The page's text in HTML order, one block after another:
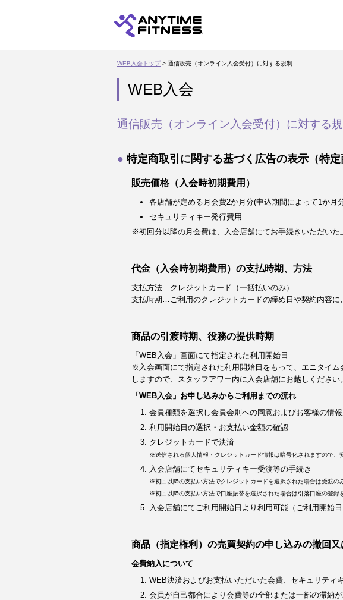
WEB入会トップ> 通信販売（オンライン入会受付）に対する規制
WEB入会
通信販売（オンライン入会受付）に対する規
特定商取引に関する基づく広告の表示（特定
販売価格（入会時初期費用）
各店舗が定める月会費2か月分(申込期間によって1か月
セキュリティキー発行費用
※初回分以降の月会費は、入会店舗にてお手続きいただい
代金（入会時初期費用）の支払時期、方法
支払方法…クレジットカード（一括払いのみ）
支払時期…ご利用のクレジットカードの締め日や契約内容に
商品の引渡時期、役務の提供時期
「WEB入会」画面にて指定された利用開始日
※入会画面にて指定された利用開始日をもって、エニタイ
しますので、スタッフアワー内に入会店舗にお越しください。
「WEB入会」お申し込みからご利用までの流れ
会員種類を選択し会員会則への同意およびお客様の情報
利用開始日の選択・お支払い金額の確認
クレジットカードで決済
※送信される個人情報・クレジットカード情報は暗号化されますので、
入会店舗にてセキュリティキー受渡等の手続き
※初回以降の支払い方法でクレジットカードを選択された場合は受渡の
※初回以降の支払い方法で口座振替を選択された場合は引落口座の登録
入会店舗にてご利用開始日より利用可能（ご利用開始
商品（指定権利）の売買契約の申し込みの撤回
会費納入について
WEB決済およびお支払いただいた会費、セキュリティ
会員が自己都合により会費等の全部または一部の滞納